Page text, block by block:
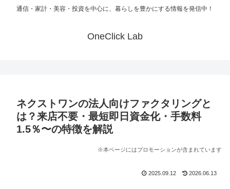
通信・家計・美容・投資を中心に、暮らしを豊かにする情報を発信中！
OneClick Lab
ネクストワンの法人向けファクタリングと
は？来店不要・最短即日資金化・手数料
1.5％〜の特徴を解説
※本ページにはプロモーションが含まれています
2025.09.12 2026.06.13